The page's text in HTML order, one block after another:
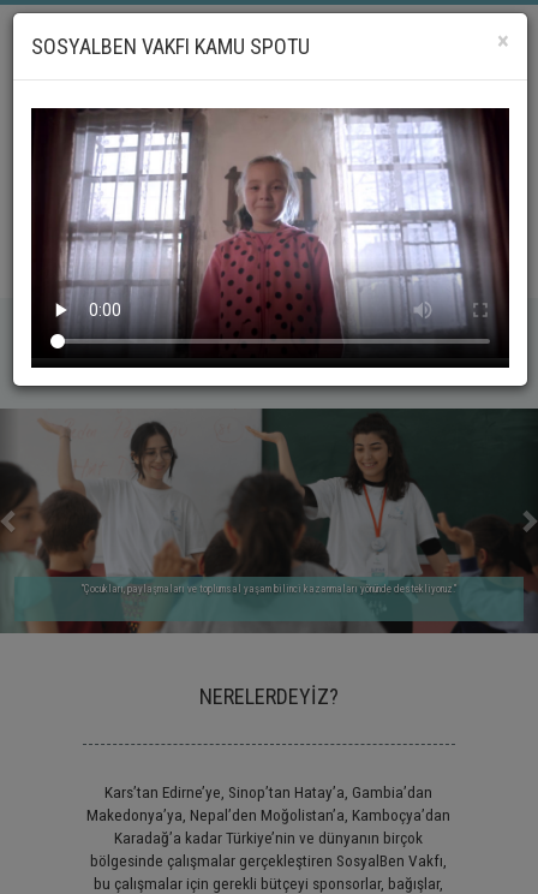
LG
"Çocukları, paylaşmaları ve toplumsal yaşam bilinci kazanmaları yönünde destekliyoruz."
_geri
NERELERDEYİZ?
Kars’tan Edirne’ye, Sinop’tan Hatay’a, Gambia’dan
Makedonya’ya, Nepal’den Moğolistan’a, Kamboçya’dan
Karadağ’a kadar Türkiye’nin ve dünyanın birçok
bölgesinde çalışmalar gerçekleştiren SosyalBen Vakfı,
bu çalışmalar için gerekli bütçeyi sponsorlar, bağışlar,
×
SOSYALBEN VAKFI KAMU SPOTU